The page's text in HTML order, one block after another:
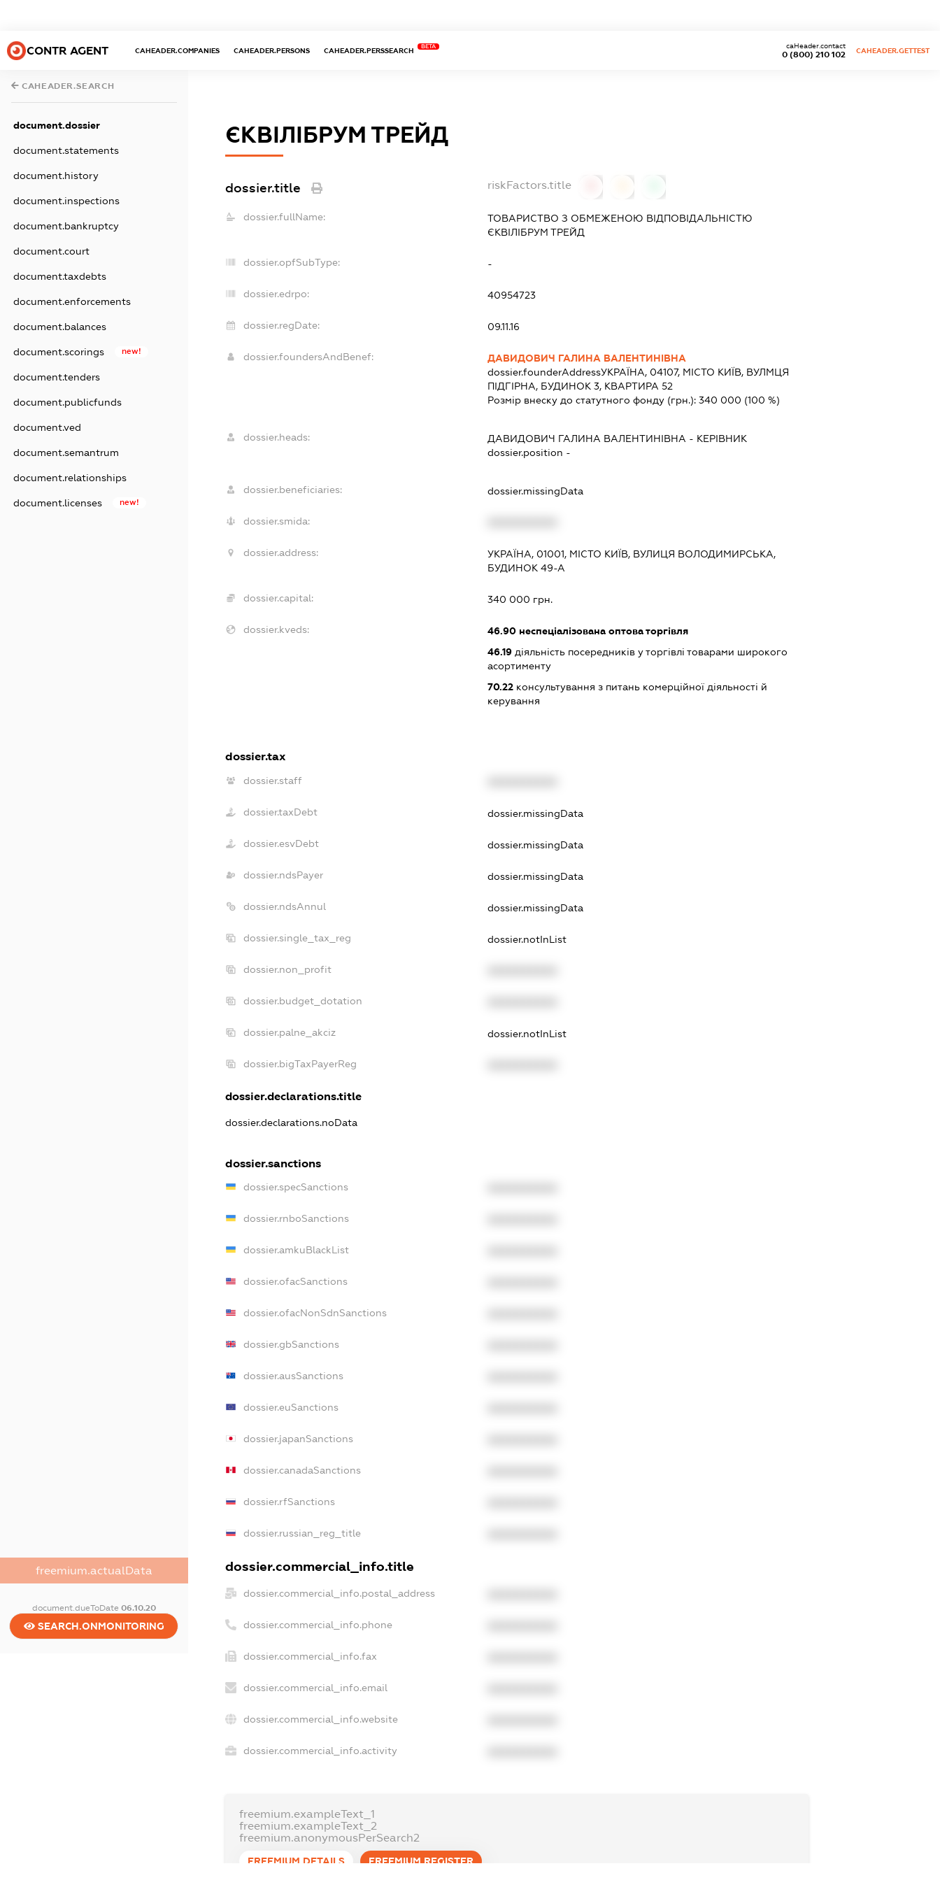
CONTR AGENT CAHEADER.COMPANIES CAHEADER.PERSONS CAHEADER.PERSSEARCH
BETA
0 (800) 210 102
caHeader.contact
CAHEADER.GETTEST
CAHEADER.SEARCH
document.dossier
document.statements
document.history
document.inspections
document.bankruptcy
document.court
document.taxdebts
document.enforcements
document.balances
document.scorings new!
document.tenders
document.publicfunds
document.ved
document.semantrum
document.relationships
document.licenses new!
freemium.actualData
document.dueToDate 06.10.20
SEARCH.ONMONITORING
ЄКВІЛІБРУМ ТРЕЙД
dossier.title riskFactors.title
dossier.fullName:
ТОВАРИСТВО З ОБМЕЖЕНОЮ ВІДПОВІДАЛЬНІСТЮ
ЄКВІЛІБРУМ ТРЕЙД
dossier.opfSubType: -
dossier.edrpo: 40954723
dossier.regDate: 09.11.16
dossier.foundersAndBenef:
ДАВИДОВИЧ ГАЛИНА ВАЛЕНТИНІВНА
dossier.founderAddressУКРАЇНА, 04107, МІСТО КИЇВ, ВУЛМЦЯ
ПІДГІРНА, БУДИНОК 3, КВАРТИРА 52
Розмір внеску до статутного фонду (грн.):340 000 (100 %)
dossier.heads: ДАВИДОВИЧ ГАЛИНА ВАЛЕНТИНІВНА - КЕРІВНИК
dossier.position -
dossier.beneficiaries: dossier.missingData
dossier.smida:
dossier.address:
УКРАЇНА, 01001, МІСТО КИЇВ, ВУЛИЦЯ ВОЛОДИМИРСЬКА,
БУДИНОК 49-А
dossier.capital: 340 000 грн.
dossier.kveds: 46.90 неспеціалізована оптова торгівля
46.19 діяльність посередників у торгівлі товарами широкого
асортименту
70.22 консультування з питань комерційної діяльності й
керування
dossier.tax
dossier.staff
dossier.taxDebt dossier.missingData
dossier.esvDebt dossier.missingData
dossier.ndsPayer dossier.missingData
dossier.ndsAnnul dossier.missingData
dossier.single_tax_reg dossier.notInList
dossier.non_profit
dossier.budget_dotation
dossier.palne_akciz dossier.notInList
dossier.bigTaxPayerReg
dossier.declarations.title
dossier.declarations.noData
dossier.sanctions
dossier.specSanctions
dossier.rnboSanctions
dossier.amkuBlackList
dossier.ofacSanctions
dossier.ofacNonSdnSanctions
dossier.gbSanctions
dossier.ausSanctions
dossier.euSanctions
dossier.japanSanctions
dossier.canadaSanctions
dossier.rfSanctions
dossier.russian_reg_title
dossier.commercial_info.title
dossier.commercial_info.postal_address
dossier.commercial_info.phone
dossier.commercial_info.fax
dossier.commercial_info.email
dossier.commercial_info.website
dossier.commercial_info.activity
freemium.exampleText_1
freemium.exampleText_2
freemium.anonymousPerSearch2
FREEMIUM.DETAILS FREEMIUM.REGISTER